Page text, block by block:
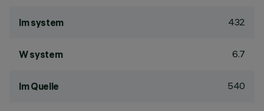
lm system 432
W system 6.7
lm Quelle 540